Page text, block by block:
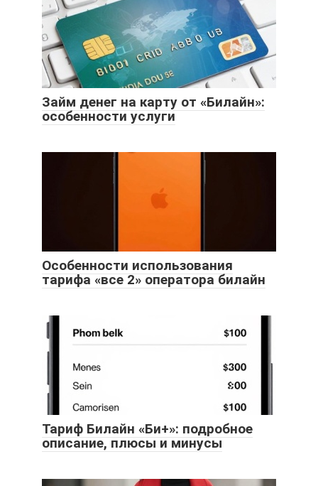
Займ денег на карту от «Билайн»:
особенности услуги
Особенности использования
тарифа «все 2» оператора билайн
Тариф Билайн «Би+»: подробное
описание, плюсы и минусы